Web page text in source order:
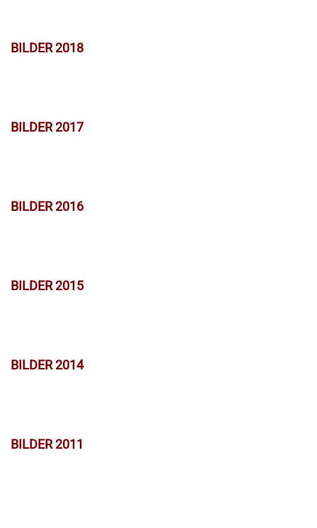
BILDER 2018
BILDER 2017
BILDER 2016
BILDER 2015
BILDER 2014
BILDER 2011